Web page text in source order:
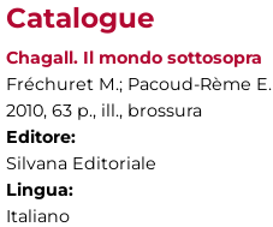
Catalogue
Chagall. Il mondo sottosopra
Fréchuret M.; Pacoud-Rème E.
2010, 63 p., ill., brossura
Editore:
Silvana Editoriale
Lingua:
Italiano